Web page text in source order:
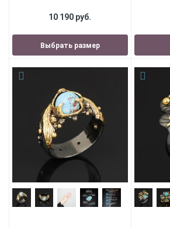
10 190 руб.
Выбрать размер